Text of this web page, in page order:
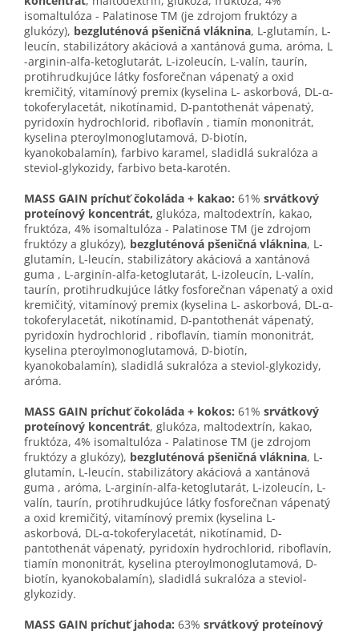
isomaltulóza - Palatinose TM (je zdrojom fruktózy a
glukózy), bezgluténová pšeničná vláknina, L-glutamín, L-
leucín, stabilizátory akáciová a xantánová guma, aróma, L
-arginin-alfa-ketoglutarát, L-izoleucín, L-valín, taurín,
protihrudkujúce látky fosforečnan vápenatý a oxid
kremičitý, vitamínový premix (kyselina L- askorbová, DL-α-
tokoferylacetát, nikotínamid, D-pantothenát vápenatý,
pyridoxín hydrochlorid, riboflavín , tiamín mononitrát,
kyselina pteroylmonoglutamová, D-biotín,
kyanokobalamín), farbivo karamel, sladidlá sukralóza a
steviol-glykozidy, farbivo beta-karotén.
MASS GAIN príchuť čokoláda + kakao: 61% srvátkový
proteínový koncentrát, glukóza, maltodextrín, kakao,
fruktóza, 4% isomaltulóza - Palatinose TM (je zdrojom
fruktózy a glukózy), bezgluténová pšeničná vláknina, L-
glutamín, L-leucín, stabilizátory akáciová a xantánová
guma , L-arginín-alfa-ketoglutarát, L-izoleucín, L-valín,
taurín, protihrudkujúce látky fosforečnan vápenatý a oxid
kremičitý, vitamínový premix (kyselina L- askorbová, DL-α-
tokoferylacetát, nikotínamid, D-pantothenát vápenatý,
pyridoxín hydrochlorid , riboflavín, tiamín mononitrát,
kyselina pteroylmonoglutamová, D-biotín,
kyanokobalamín), sladidlá sukralóza a steviol-glykozidy,
aróma.
MASS GAIN príchuť čokoláda + kokos: 61% srvátkový
proteínový koncentrát, glukóza, maltodextrín, kakao,
fruktóza, 4% isomaltulóza - Palatinose TM (je zdrojom
fruktózy a glukózy), bezgluténová pšeničná vláknina, L-
glutamín, L-leucín, stabilizátory akáciová a xantánová
guma , aróma, L-arginín-alfa-ketoglutarát, L-izoleucín, L-
valín, taurín, protihrudkujúce látky fosforečnan vápenatý
a oxid kremičitý, vitamínový premix (kyselina L-
askorbová, DL-α-tokoferylacetát, nikotínamid, D-
pantothenát vápenatý, pyridoxín hydrochlorid, riboflavín,
tiamín mononitrát, kyselina pteroylmonoglutamová, D-
biotín, kyanokobalamín), sladidlá sukralóza a steviol-
glykozidy.
MASS GAIN príchuť jahoda: 63% srvátkový proteínový